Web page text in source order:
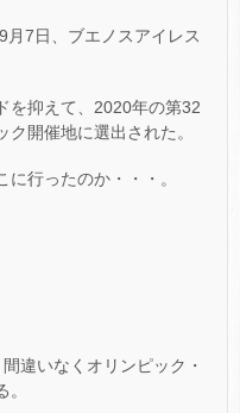
月7日、ブエノスアイレス
を抑えて、2020年の第32
開催地に選出された。
行ったのか・・・。
違いなくオリンピック・